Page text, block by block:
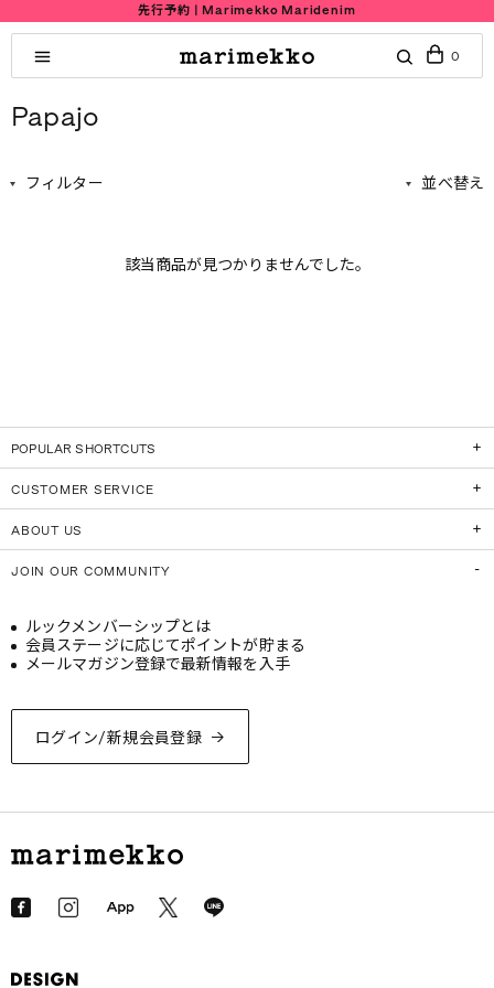
先行予約 | Marimekko Maridenim
0
Papajo
フィルター 並べ替え
該当商品が見つかりませんでした。
POPULAR SHORTCUTS
CUSTOMER SERVICE
ABOUT US
JOIN OUR COMMUNITY
ログイン/新規会員登録
ルックメンバーシップとは
会員ステージに応じてポイントが貯まる
メールマガジン登録で最新情報を入手